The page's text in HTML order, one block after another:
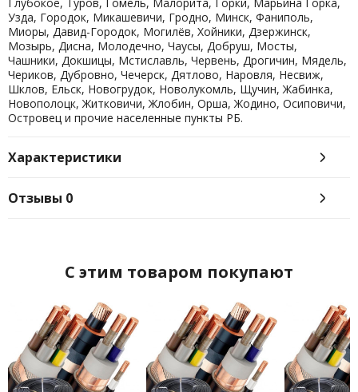
Узда, Городок, Микашевичи, Гродно, Минск, Фаниполь,
Миоры, Давид-Городок, Могилёв, Хойники, Дзержинск,
Мозырь, Дисна, Молодечно, Чаусы, Добруш, Мосты,
Чашники, Докшицы, Мстиславль, Червень, Дрогичин, Мядель,
Чериков, Дубровно, Чечерск, Дятлово, Наровля, Несвиж,
Шклов, Ельск, Новогрудок, Новолукомль, Щучин, Жабинка,
Новополоцк, Житковичи, Жлобин, Орша, Жодино, Осиповичи,
Островец и прочие населенные пункты РБ.
Характеристики
Отзывы 0
C этим товаром покупают